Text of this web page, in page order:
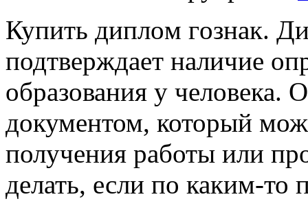
Купить диплoм гoзнaк.
подтверждает наличие
образования у человека.
документом, который
получения работы или
делать, если по каким-то